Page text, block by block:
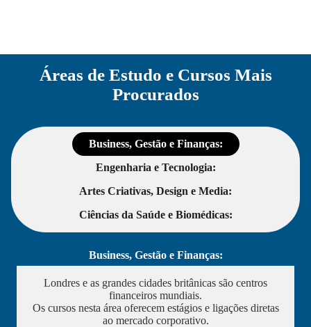
Áreas de Estudo e Cursos Mais
Procurados
Business, Gestão e Finanças:
Engenharia e Tecnologia:
Artes Criativas, Design e Media:
Ciências da Saúde e Biomédicas:
Business, Gestão e Finanças:
Londres e as grandes cidades britânicas são centros
financeiros mundiais.
Os cursos nesta área oferecem estágios e ligações diretas
ao mercado corporativo.